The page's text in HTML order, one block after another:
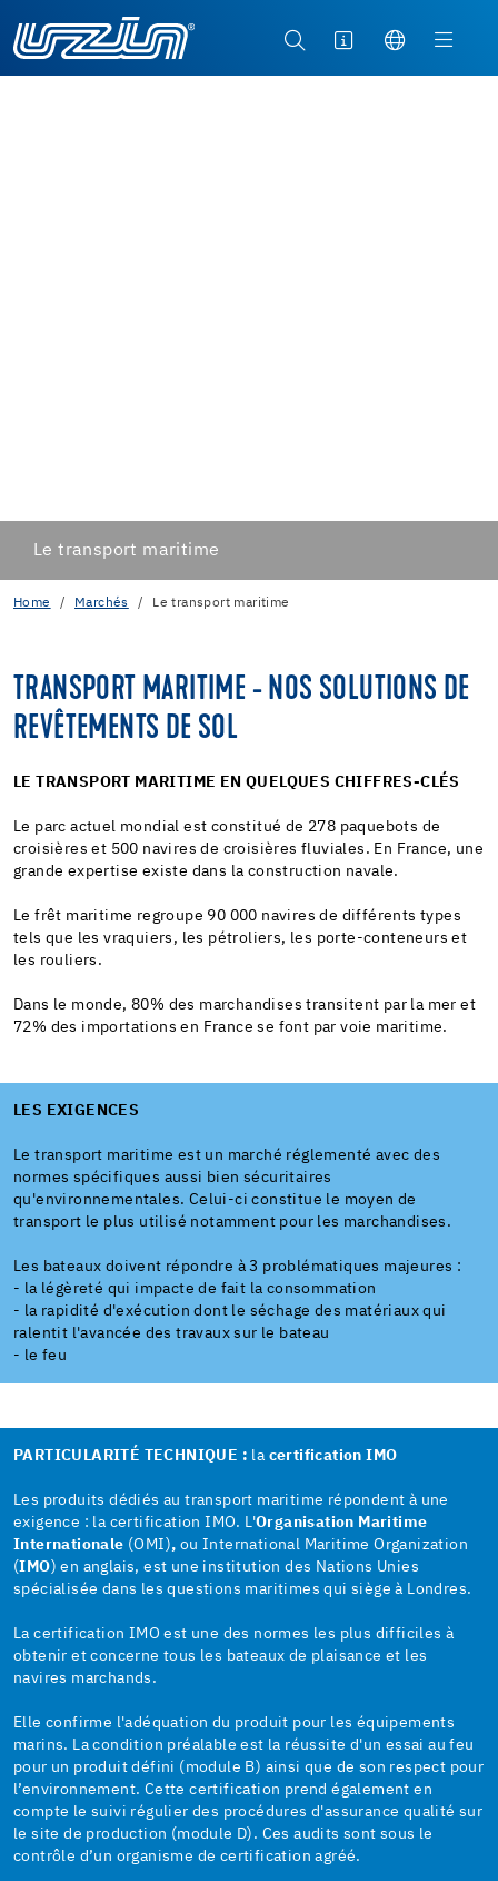
Le transport maritime
Home Marchés Le transport maritime
TRANSPORT MARITIME - NOS SOLUTIONS DE
REVÊTEMENTS DE SOL
LE TRANSPORT MARITIME EN QUELQUES CHIFFRES-CLÉS
Le parc actuel mondial est constitué de 278 paquebots de
croisières et 500 navires de croisières fluviales. En France, une
grande expertise existe dans la construction navale.
Le frêt maritime regroupe 90 000 navires de différents types
tels que les vraquiers, les pétroliers, les porte-conteneurs et
les rouliers.
Dans le monde, 80% des marchandises transitent par la mer et
72% des importations en France se font par voie maritime.
LES EXIGENCES
Le transport maritime est un marché réglementé avec des
normes spécifiques aussi bien sécuritaires
qu'environnementales. Celui-ci constitue le moyen de
transport le plus utilisé notamment pour les marchandises.
Les bateaux doivent répondre à 3 problématiques majeures :
- la légèreté qui impacte de fait la consommation
- la rapidité d'exécution dont le séchage des matériaux qui
ralentit l'avancée des travaux sur le bateau
- le feu
PARTICULARITÉ TECHNIQUE : la certification IMO
Les produits dédiés au transport maritime répondent à une
exigence : la certification IMO. L'Organisation Maritime
Internationale (OMI), ou International Maritime Organization
(IMO) en anglais, est une institution des Nations Unies
spécialisée dans les questions maritimes qui siège à Londres.
La certification IMO est une des normes les plus difficiles à
obtenir et concerne tous les bateaux de plaisance et les
navires marchands.
Elle confirme l'adéquation du produit pour les équipements
marins. La condition préalable est la réussite d'un essai au feu
pour un produit défini (module B) ainsi que de son respect pour
l’environnement. Cette certification prend également en
compte le suivi régulier des procédures d'assurance qualité sur
le site de production (module D). Ces audits sont sous le
contrôle d’un organisme de certification agréé.